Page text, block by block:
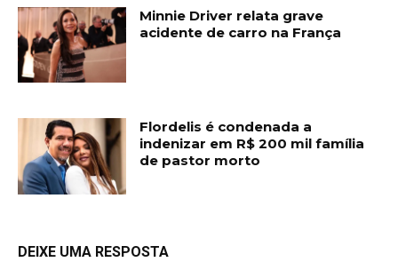
Minnie Driver relata grave
acidente de carro na França
Flordelis é condenada a
indenizar em R$ 200 mil família
de pastor morto
DEIXE UMA RESPOSTA